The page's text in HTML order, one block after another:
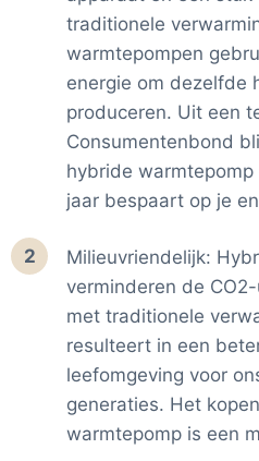
traditionele
warmtepompen
energie om dezelfde
produceren. Uit een
Consumentenbond
hybride
jaar bespaart op je
2
Milieuvriendelijk:
verminderen de
met traditionele
resulteert in een
leefomgeving voor
generaties. Het
warmtepomp is een